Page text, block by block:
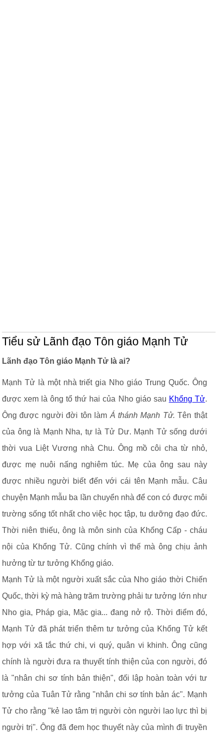
Tiểu sử Lãnh đạo Tôn giáo Mạnh Tử
Lãnh đạo Tôn giáo Mạnh Tử là ai?
Mạnh Tử là một nhà triết gia Nho giáo Trung Quốc. Ông
được xem là ông tổ thứ hai của Nho giáo sau Khổng Tử.
Ông được người đời tôn làm Á thánh Mạnh Tử. Tên thật
của ông là Mạnh Nha, tự là Tử Dư. Mạnh Tử sống dưới
thời vua Liệt Vương nhà Chu. Ông mồ côi cha từ nhỏ,
được mẹ nuôi nấng nghiêm túc. Mẹ của ông sau này
được nhiều người biết đến với cái tên Mạnh mẫu. Câu
chuyện Mạnh mẫu ba lần chuyển nhà để con có được môi
trường sống tốt nhất cho việc học tập, tu dưỡng đạo đức.
Thời niên thiếu, ông là môn sinh của Khổng Cấp - cháu
nội của Khổng Tử. Cũng chính vì thế mà ông chịu ảnh
hưởng từ tư tưởng Khổng giáo.
Mạnh Tử là một người xuất sắc của Nho giáo thời Chiến
Quốc, thời kỳ mà hàng trăm trường phải tư tưởng lớn như
Nho gia, Pháp gia, Mặc gia... đang nở rộ. Thời điểm đó,
Mạnh Tử đã phát triển thêm tư tưởng của Khổng Tử kết
hợp với xã tắc thứ chi, vi quý, quân vi khinh. Ông cũng
chính là người đưa ra thuyết tính thiện của con người, đó
là "nhân chi sơ tính bản thiện", đối lập hoàn toàn với tư
tưởng của Tuân Tử rằng "nhân chi sơ tính bản ác". Mạnh
Tử cho rằng "kẻ lao tâm trị người còn người lao lực thì bị
người trị". Ông đã đem học thuyết này của mình đi truyền